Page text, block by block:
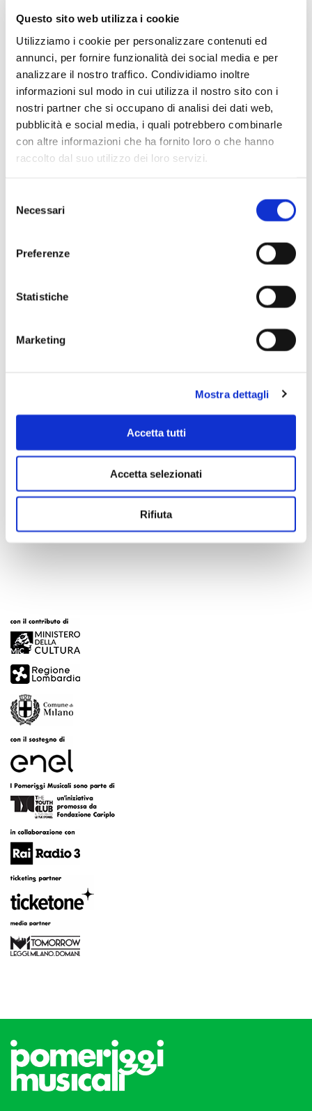
Questo sito web utilizza i cookie
Utilizziamo i cookie per personalizzare contenuti ed
annunci, per fornire funzionalità dei social media e per
analizzare il nostro traffico. Condividiamo inoltre
informazioni sul modo in cui utilizza il nostro sito con i
nostri partner che si occupano di analisi dei dati web,
pubblicità e social media, i quali potrebbero combinarle
con altre informazioni che ha fornito loro o che hanno
raccolto dal suo utilizzo dei loro servizi.
delNecessari
Preferenze
Statistiche
Marketing
Mostra dettagli
Accetta tutti
Accetta selezionati
Rifiuta
Scopri di più